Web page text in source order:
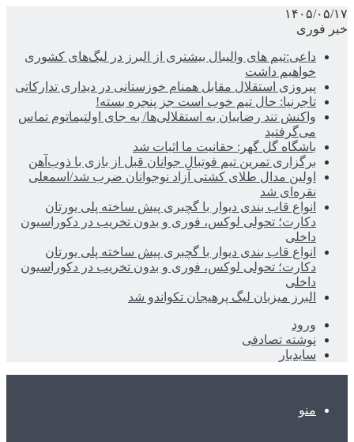
۱۴۰۵/۰۵/۱۷
خبر فوری
داعی:تیم های والیبال بیشتری از البرز در لیگ‌های کشوری
خواهیم داشت
پیروزی استقلال مقابل همنام خوزستانی در دیداری تدارکاتی
تاجرنیا: حال تیم خوب است جز پنجره بسته!
واکنش تند رضاییان به استقلالی‌ها/ به جای اولتیماتوم تماس
می‌گرفتید
باشگاه گل گهر: حقانیت ما اثبات شد
برگزاری تمرین تیم فوتبال جوانان قبل از بازی با ذوب‌آهن
اولین مدال طلای کشتی آزاد نوجوانان ضرب شد/اسمعلی
نقره‌ای شد
انواع قاب بندی دیوار با گچبری پیش ساخته پلی یورتان
دکارت؛ تحولی لوکس، فوری و بدون تخریب در دکوراسیون
داخلی
انواع قاب بندی دیوار با گچبری پیش ساخته پلی یورتان
دکارت؛ تحولی لوکس، فوری و بدون تخریب در دکوراسیون
داخلی
البرز میزبان لیگ پرهیجان تکواندو شد
ورود
نوشته تصادفی
سایدبار
منو